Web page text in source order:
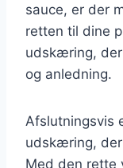
sauce, er der
retten til dine
udskæring,
og anledning.
Afslutningsvis
udskæring,
Med den rette